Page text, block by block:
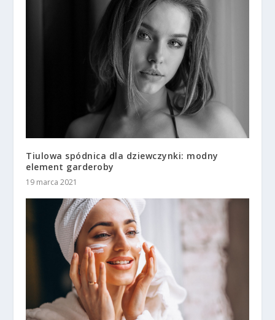
Tiulowa spódnica dla dziewczynki: modny
element garderoby
19 marca 2021